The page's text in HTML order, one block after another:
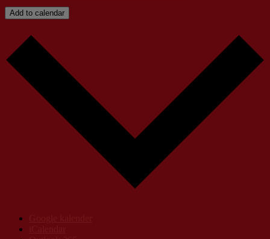
Add to calendar